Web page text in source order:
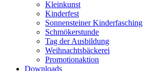
Kleinkunst
Kinderfest
Sonnensteiner Kinderfasching
Schmökerstunde
Tag der Ausbildung
Weihnachtsbäckerei
Promotionaktion
Downloads